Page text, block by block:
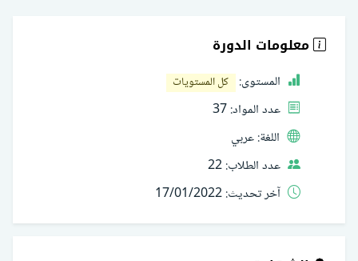
معلومات الدورة
المستوى: كل المستويات
عدد المواد:37
اللغة:عربي
عدد الطلاب:22
آخر تحديث:17/01/2022